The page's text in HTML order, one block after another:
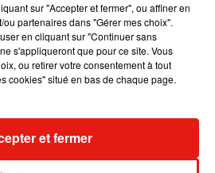
et Didi B dévoilent le single le plus
sur "Accepter et fermer", ou affiner en
partenaires dans "Gérer mes choix".
en cliquant sur "Continuer sans
s'appliqueront que pour ce site. Vous
ou retirer votre consentement à tout
cookies" situé en bas de chaque page.
et fermer